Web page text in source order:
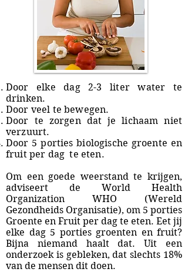
Door elke dag 2-3 liter water te
drinken.
Door veel te bewegen.
Door te zorgen dat je lichaam niet
verzuurt.
Door 5 porties biologische groente en
fruit per dag te eten.
Om een goede weerstand te krijgen,
adviseert de World Health
Organization WHO (Wereld
Gezondheids Organisatie), om 5 porties
Groente en Fruit per dag te eten. Eet jij
elke dag 5 porties groenten en fruit?
Bijna niemand haalt dat. Uit een
onderzoek is gebleken, dat slechts 18%
van de mensen dit doen.